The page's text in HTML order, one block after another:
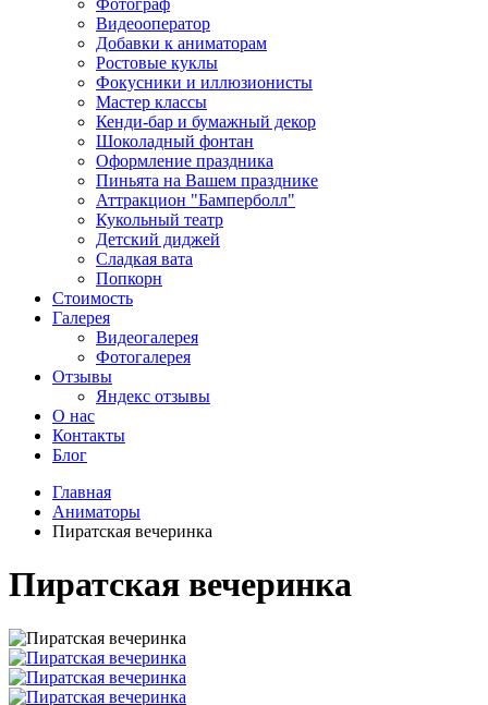
Фотограф
Видеооператор
Добавки к аниматорам
Ростовые куклы
Фокусники и иллюзионисты
Мастер классы
Кенди-бар и бумажный декор
Шоколадный фонтан
Оформление праздника
Пиньята на Вашем празднике
Аттракцион "Бамперболл"
Кукольный театр
Детский диджей
Сладкая вата
Попкорн
Стоимость
Галерея
Видеогалерея
Фотогалерея
Отзывы
Яндекс отзывы
О нас
Контакты
Блог
Главная
Аниматоры
Пиратская вечеринка
Пиратская вечеринка